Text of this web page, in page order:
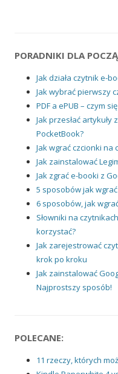
PORADNIKI DLA
Jak działa czytnik e-
Jak wybrać pierwszy
PDF a ePUB – czym
Jak przesłać
PocketBook?
Jak wgrać czcionki na
Jak zainstalować
Jak zgrać e-booki z
5 sposobów jak
6 sposobów, jak
Słowniki na
korzystać?
Jak zarejestrować
krok po kroku
Jak zainstalować
Najprostszy sposób!
POLECANE:
11 rzeczy, których